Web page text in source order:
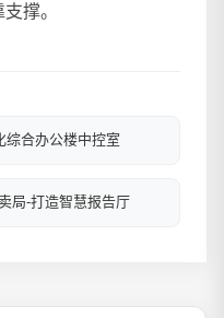
撑。
综合办公楼中控室
局-打造智慧报告厅